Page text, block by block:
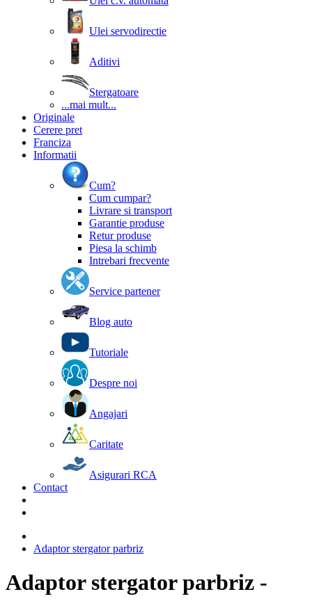
Ulei servodirectie
Aditivi
Stergatoare
...mai mult...
Originale
Cerere pret
Franciza
Informatii
Cum?
Cum cumpar?
Livrare si transport
Garantie produse
Retur produse
Piesa la schimb
Intrebari frecvente
Service partener
Blog auto
Tutoriale
Despre noi
Angajari
Caritate
Asigurari RCA
Contact
Adaptor stergator parbriz
Adaptor stergator parbriz -